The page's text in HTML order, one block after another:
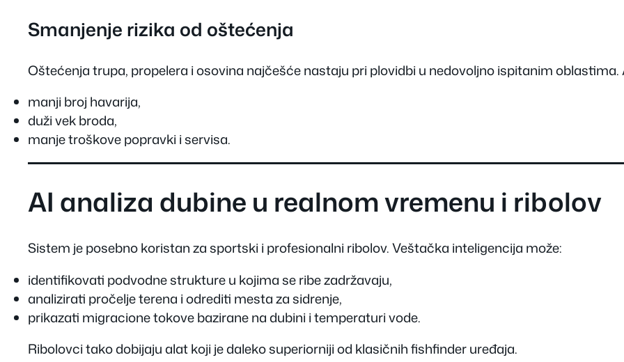
Smanjenje rizika od oštećenja
Oštećenja trupa, propelera i osovina najčešće nastaju pri plovidbi u nedovoljno ispitanim
manji broj havarija,
duži vek broda,
manje troškove popravki i servisa.
AI analiza dubine u realnom vremenu i ribolov
Sistem je posebno koristan za sportski i profesionalni ribolov. Veštačka inteligencija može:
identifikovati podvodne strukture u kojima se ribe zadržavaju,
analizirati pročelje terena i odrediti mesta za sidrenje,
prikazati migracione tokove bazirane na dubini i temperaturi vode.
Ribolovci tako dobijaju alat koji je daleko superiorniji od klasičnih fishfinder uređaja.